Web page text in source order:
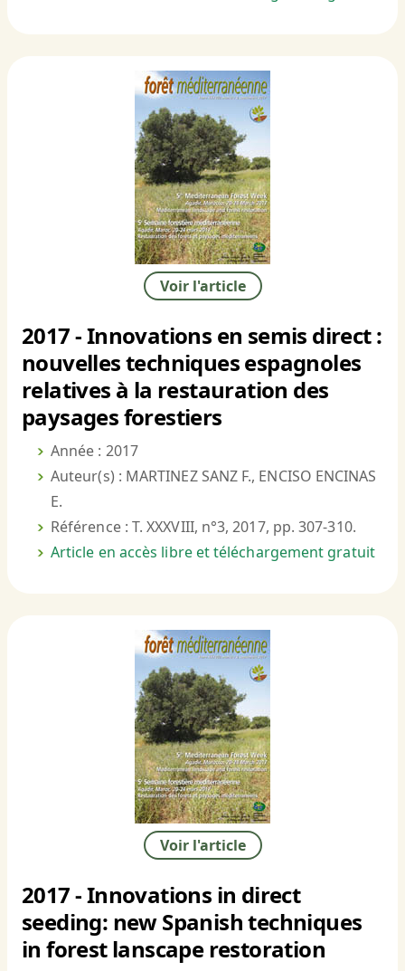
Voir l'article
2017 - Innovations en semis direct :
nouvelles techniques espagnoles
relatives à la restauration des
paysages forestiers
Année : 2017
Auteur(s) : MARTINEZ SANZ F., ENCISO ENCINAS
E.
Référence : T. XXXVIII, n°3, 2017, pp. 307-310.
Article en accès libre et téléchargement gratuit
Voir l'article
2017 - Innovations in direct
seeding: new Spanish techniques
in forest lanscape restoration